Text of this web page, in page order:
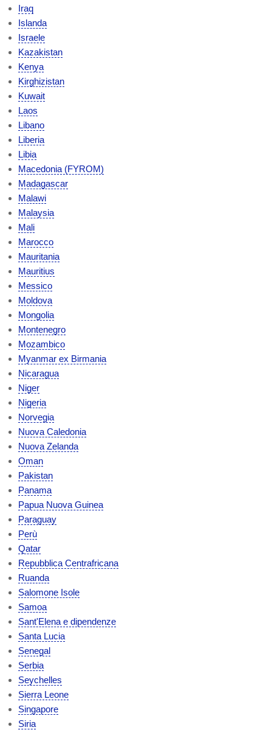
Iraq
Islanda
Israele
Kazakistan
Kenya
Kirghizistan
Kuwait
Laos
Libano
Liberia
Libia
Macedonia (FYROM)
Madagascar
Malawi
Malaysia
Mali
Marocco
Mauritania
Mauritius
Messico
Moldova
Mongolia
Montenegro
Mozambico
Myanmar ex Birmania
Nicaragua
Niger
Nigeria
Norvegia
Nuova Caledonia
Nuova Zelanda
Oman
Pakistan
Panama
Papua Nuova Guinea
Paraguay
Perù
Qatar
Repubblica Centrafricana
Ruanda
Salomone Isole
Samoa
Sant'Elena e dipendenze
Santa Lucia
Senegal
Serbia
Seychelles
Sierra Leone
Singapore
Siria